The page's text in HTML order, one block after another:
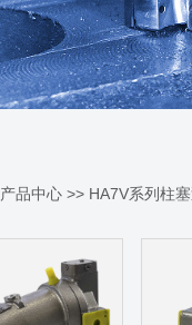
产品中心>> HA7V系列柱